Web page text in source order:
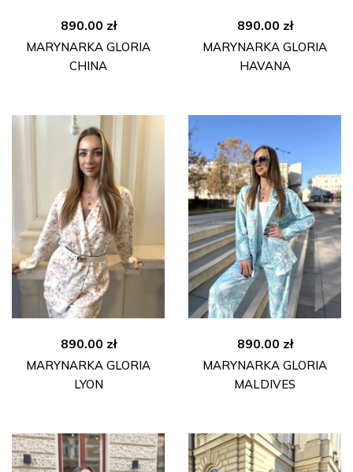
890.00 zł
MARYNARKA GLORIA
CHINA
890.00 zł
MARYNARKA GLORIA
HAVANA
890.00 zł
MARYNARKA GLORIA
LYON
890.00 zł
MARYNARKA GLORIA
MALDIVES